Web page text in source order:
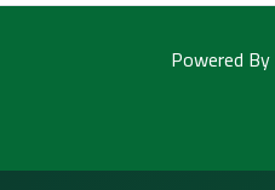
Powered By